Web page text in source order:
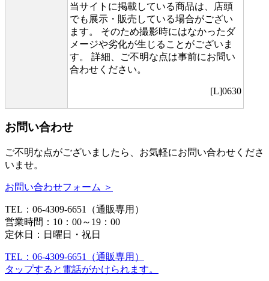
当サイトに掲載している商品は、店頭
でも展示・販売している場合がござい
ます。 そのため撮影時にはなかったダ
メージや劣化が生じることがございま
す。 詳細、ご不明な点は事前にお問い
合わせください。
[L]0630
お問い合わせ
ご不明な点がございましたら、お気軽にお問い合わせくださ
いませ。
お問い合わせフォーム ＞
TEL：06-4309-6651（通販専用）
営業時間：10：00～19：00
定休日：日曜日・祝日
TEL：06-4309-6651（通販専用）
タップすると電話がかけられます。